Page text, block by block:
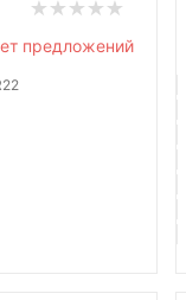
предложений